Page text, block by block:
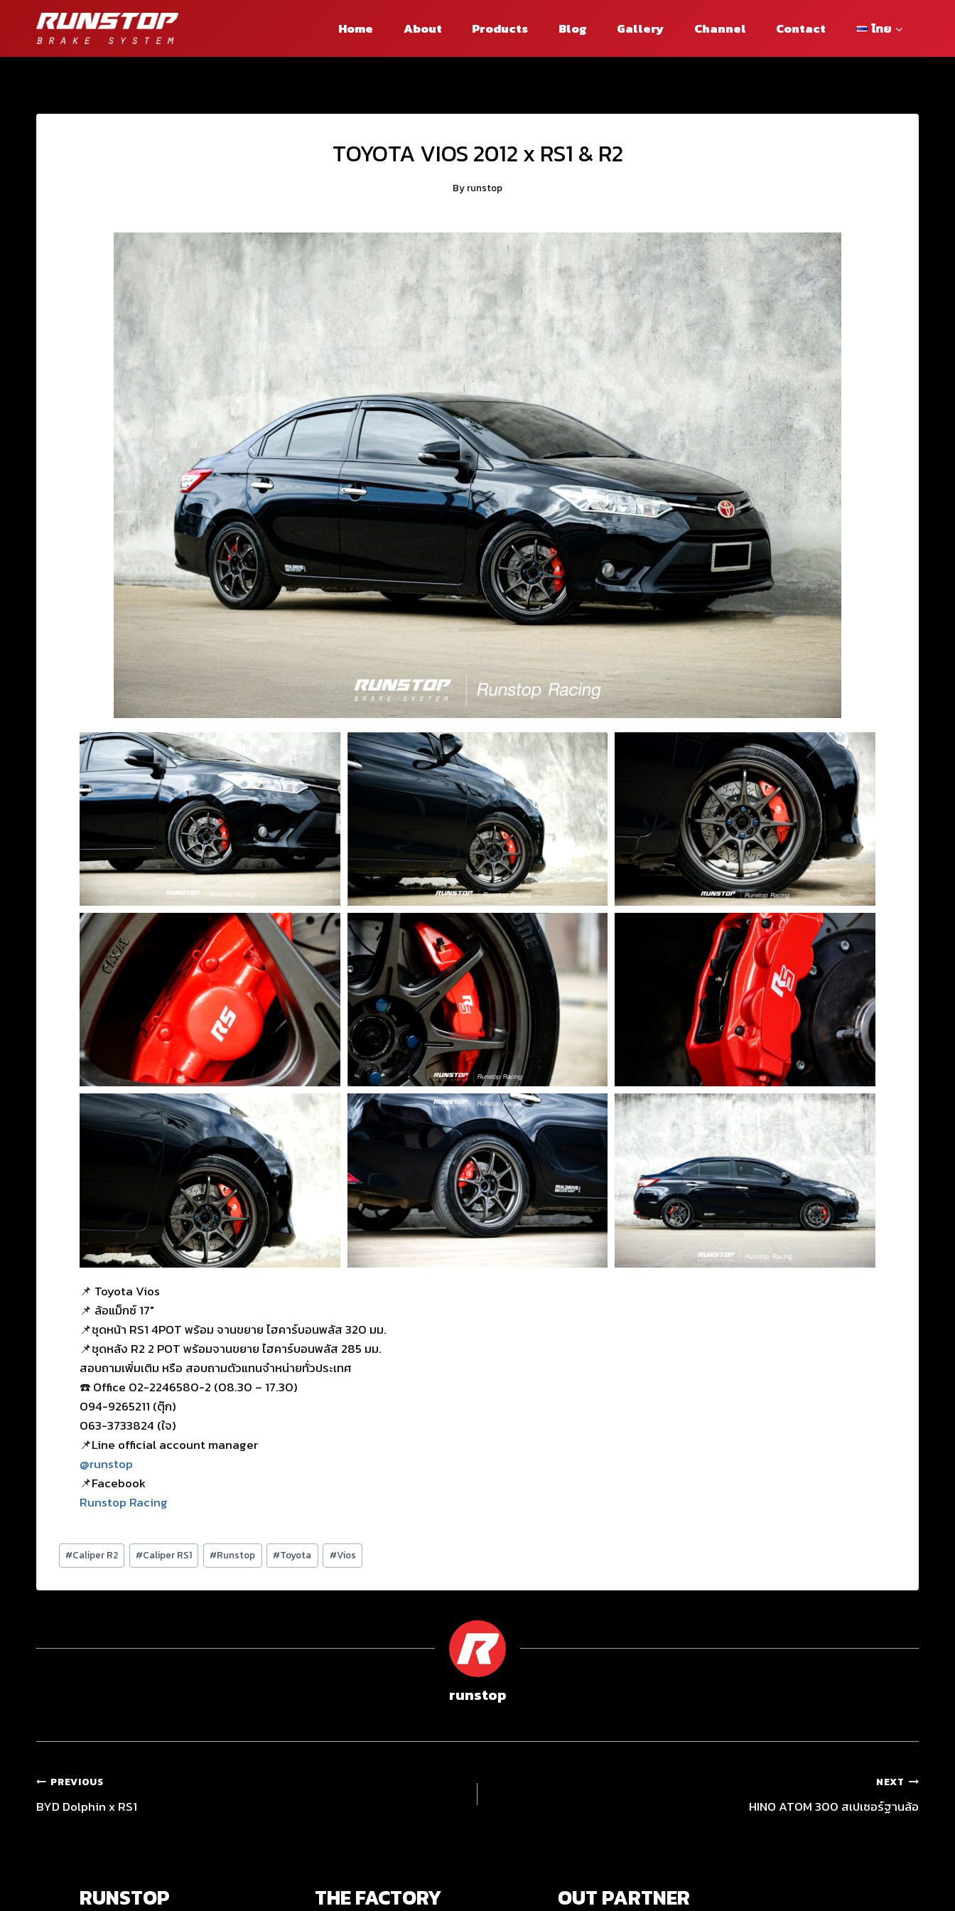
Home About Products Blog Gallery Channel Contact ไทย
TOYOTA VIOS 2012 x RS1 & R2
By runstop
📌 Toyota Vios
📌 ล้อแม็กซ์ 17″
📌ชุดหน้า RS1 4POT พร้อม จานขยาย ไฮคาร์บอนพลัส 320 มม.
📌ชุดหลัง R2 2 POT พร้อมจานขยาย ไฮคาร์บอนพลัส 285 มม.
สอบถามเพิ่มเติม หรือ สอบถามตัวแทนจำหน่ายทั่วประเทศ
☎️ Office 02-2246580-2 (08.30 – 17.30)
094-9265211 (ตุ๊ก)
063-3733824 (ใจ)
📌Line official account manager
@runstop
📌Facebook
Runstop Racing
#Caliper R2 #Caliper RS1 #Runstop #Toyota #Vios
runstop
PREVIOUS
BYD Dolphin x RS1
NEXT
HINO ATOM 300 สเปเซอร์ฐานล้อ
RUNSTOP THE FACTORY OUT PARTNER